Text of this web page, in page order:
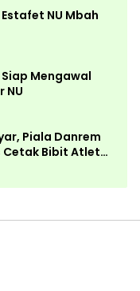
NU Mbah
Mengawal
NU
Piala Danrem
Cetak Bibit Atlet